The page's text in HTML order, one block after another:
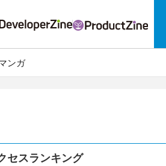
ンガ
セスランキング